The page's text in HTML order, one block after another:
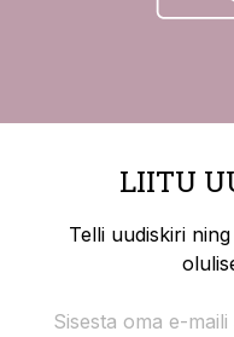
LIITU
Telli uudiskiri